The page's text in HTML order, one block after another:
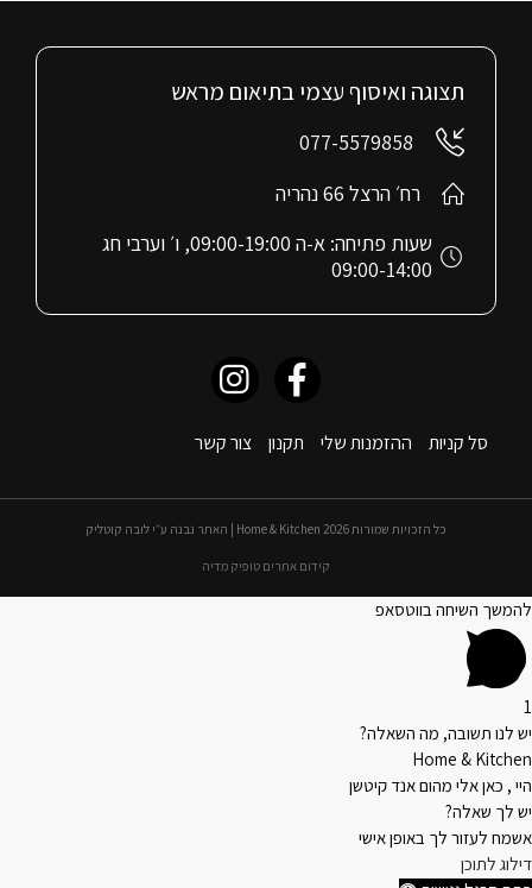
סל קניות ההזמנות שלי תקנון צור קשר
תצוגה ואיסוף עצמי בתיאום מראש
077-5579858
רח׳ הרצל 66 נהריה
שעות פתיחה: א-ה 09:00-19:00, ו׳ וערבי חג
09:00-14:00
כל הזכויות שמורות 2026 Home & Kitchen | האתר נבנה ע״י לובה קוטליק
קידום אתרים טופיק מדיה
להמשך השיחה בווטסאפ
1
יש לנו תשובה, מה השאלה?
Home & Kitchen
היי , כאן אלי מהום אנד קיטשן
יש לך שאלה?
אשמח לעזור לך באופן אישי
דילוג לתוכן